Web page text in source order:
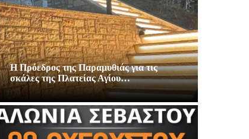
Η Πρόεδρος της Παραμυθιάς για τις
σκάλες της Πλατείας Αγίου…